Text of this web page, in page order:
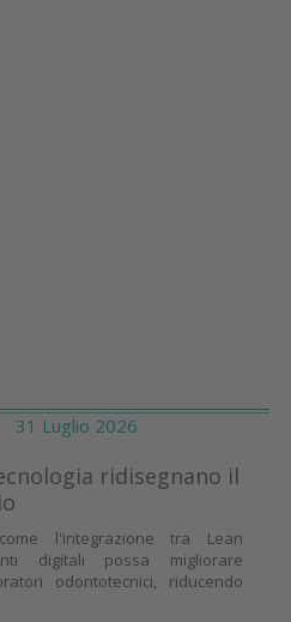
31 Luglio 2026
ridisegnano il
l'integrazione tra Lean
digitali possa migliorare
odontotecnici, riducendo